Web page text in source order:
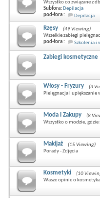
Wszystko co związane z
Subfora: Depilacja
pod-fora :
Depilacja
Rzęsy
(49 Viewing)
Wszelkie zabiegi
pod-fora :
Szkolenia i
Zabiegi kosmetyczne
Włosy - Fryzury
(3
Pielęgnacja i upiększanie
Moda i Zakupy
(8
Wszystko o modzie,
Makijaż
(15 Viewing)
Porady - Zdjęcia
Kosmetyki
(10
Wasze opinie o